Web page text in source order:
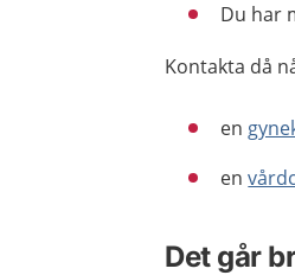
Du har
Kontakta då
en
en
Det går